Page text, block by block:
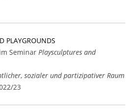
PLAYGROUNDS
Seminar Playsculptures and
sozialer und partizipativer Raum
23